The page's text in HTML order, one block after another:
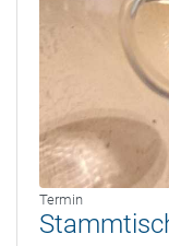
Termin